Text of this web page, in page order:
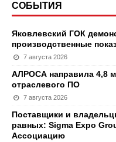
СОБЫТИЯ
Яковлевский ГОК
производственные
7 августа 2026
АЛРОСА направила 4,8
отраслевого ПО
7 августа 2026
Поставщики и
равных: Sigma Expo
Ассоциацию